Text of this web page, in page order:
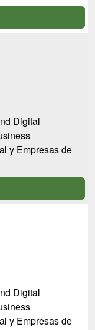
Digital
y Empresas de
Digital
y Empresas de